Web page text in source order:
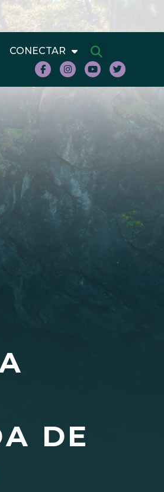
CONECTAR
DE